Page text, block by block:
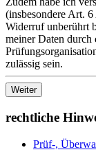
(insbesondere Art.
Widerruf unberührt
meiner Daten
zulässig sein.
rechtliche
Prüf-,